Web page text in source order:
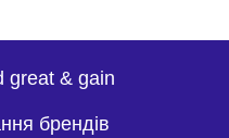
great & gain
брендів